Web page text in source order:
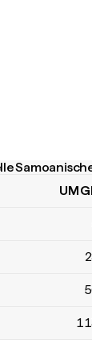
Samoanische